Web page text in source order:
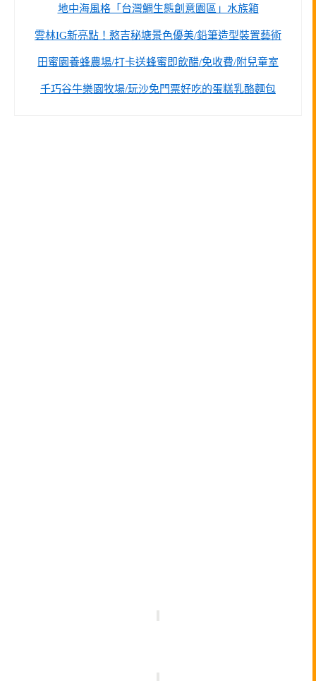
地中海風格「台灣鯛生態創意園區」水族箱
雲林IG新亮點！憨吉秘塘景色優美/鉛筆造型裝置藝術
田蜜園養蜂農場/打卡送蜂蜜即飲醋/免收費/附兒童室
千巧谷牛樂園牧場/玩沙免門票好吃的蛋糕乳酪麵包